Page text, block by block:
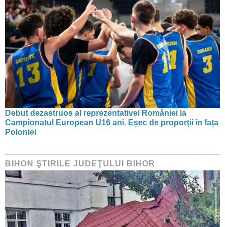
Debut dezastruos al reprezentativei României la
Campionatul European U16 ani. Eșec de proporții în fața
Poloniei
BIHON ŞTIRILE JUDEŢULUI BIHOR